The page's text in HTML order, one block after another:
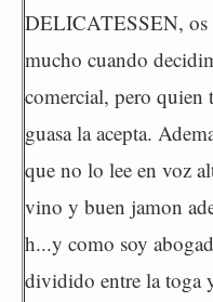
DELICATESSEN, os
mucho cuando
comercial, pero quien
guasa la acepta.
que no lo lee en voz
vino y buen jamon
h...y como soy
dividido entre la toga